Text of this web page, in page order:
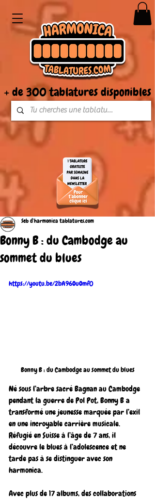
+ de 300 tablatures disponibles
Bonny B : du Cambodge au
sommet du blues
Seb d'harmonica tablatures.com
https://youtu.be/2bA96OuOmf0
Bonny B : du Cambodge au sommet du blues
Né sous l’arbre sacré Bagnan au Cambodge
pendant la guerre de Pol Pot, Bonny B a
transformé une jeunesse marquée par l’exil
en une incroyable carrière musicale.
Réfugié en Suisse à l’âge de 7 ans, il
découvre le blues à l’adolescence et ne
tarde pas à se distinguer avec son
harmonica.
Avec plus de 17 albums, des collaborations